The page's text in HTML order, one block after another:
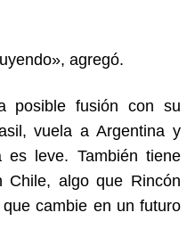
agregó.
posible fusión con su
vuela a Argentina y
es leve. También tiene
Chile, algo que Rincón
cambie en un futuro